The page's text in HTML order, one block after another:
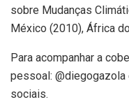
sobre Mudanças
México (2010), África
Para acompanhar a
pessoal:
sociais.